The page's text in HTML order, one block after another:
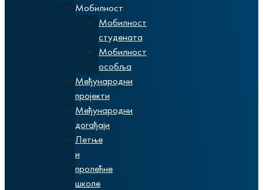
Мобилност
Мобилност
студената
Мобилност
особља
Међународни
пројекти
Међународни
догађаји
Летње
и
пролећне
школе